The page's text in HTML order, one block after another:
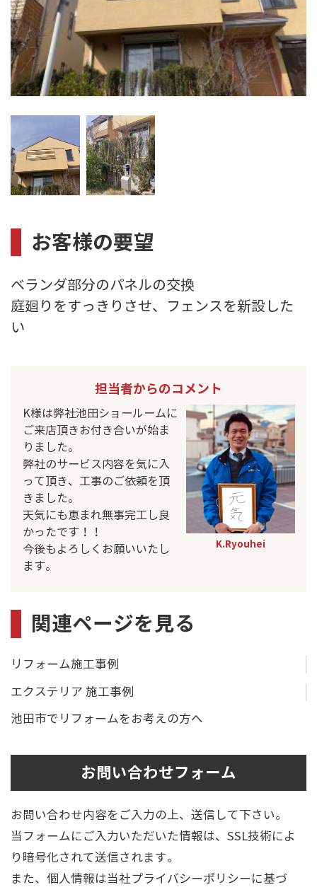
お客様の要望
ベランダ部分のパネルの交換
庭廻りをすっきりさせ、フェンスを新設した
い
K.Ryouhei
担当者からのコメント
K様は弊社池田ショールームに
ご来店頂きお付き合いが始ま
りました。
弊社のサービス内容を気に入
って頂き、工事のご依頼を頂
きました。
天気にも恵まれ無事完工し良
かったです！！
今後もよろしくお願いいたし
ます。
関連ページを見る
リフォーム施工事例
エクステリア 施工事例
池田市でリフォームをお考えの方へ
お問い合わせフォーム
お問い合わせ内容をご入力の上、送信して下さい。
当フォームにご入力いただいた情報は、SSL技術によ
り暗号化されて送信されます。
また、個人情報は当社プライバシーポリシーに基づ